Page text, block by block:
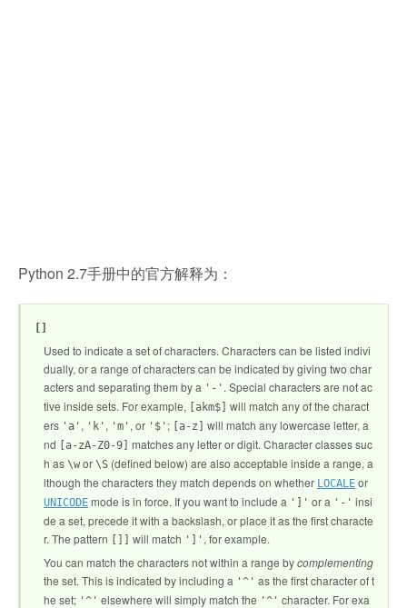
Python 2.7手册中的官方解释为：
Used to indicate a set of characters. Characters can be listed indivi
dually, or a range of characters can be indicated by giving two char
acters and separating them by a '-' . Special characters are not ac
tive inside sets. For example,
[akm$]
will match any of the charact
ers 'a' , 'k' , 'm' , or '$' ; [a-z]
will match any lowercase letter, a
nd
[a-zA-Z0-9]
matches any letter or digit. Character classes suc
h as \w or \S (defined below) are also acceptable inside a range, a
lthough the characters they match depends on whether LOCALE or
UNICODE mode is in force. If you want to include a ']' or a '-' insi
de a set, precede it with a backslash, or place it as the first characte
r. The pattern
will match ']' , for example.
You can match the characters not within a range bycomplementing
the set. This is indicated by including a '^' as the first character of t
he set; '^' elsewhere will simply match the '^' character. For exa